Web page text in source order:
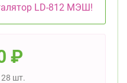
LD-812 МЭШ!
₽
28 шт.